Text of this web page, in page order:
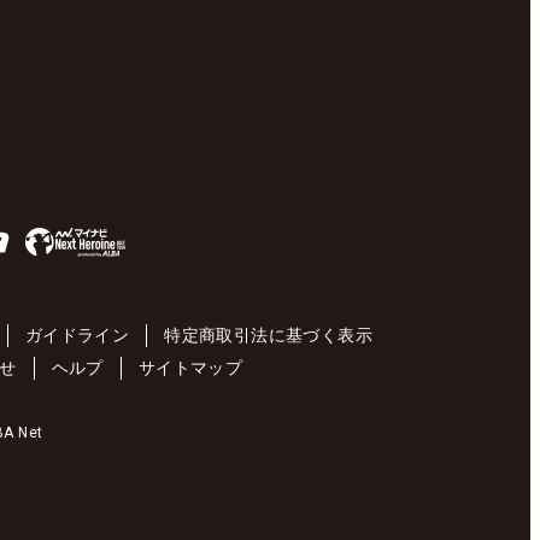
ガイドライン
特定商取引法に基づく表示
ヘルプ サイトマップ
Net